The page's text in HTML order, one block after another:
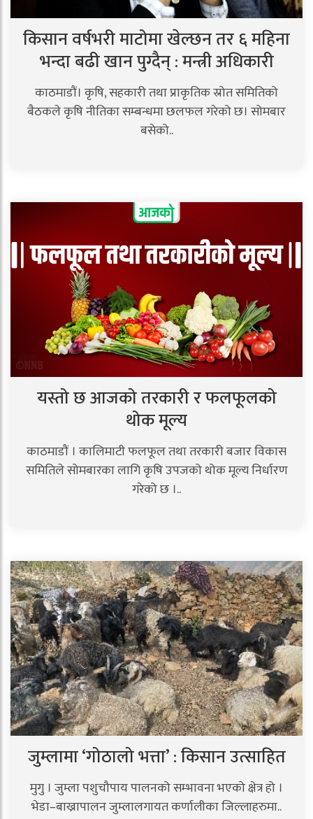
किसान वर्षभरी माटोमा खेल्छन तर ६ महिना
भन्दा बढी खान पुग्दैन् : मन्त्री अधिकारी
काठमाडौं। कृषि, सहकारी तथा प्राकृतिक स्रोत समितिको
बैठकले कृषि नीतिका सम्बन्धमा छलफल गरेको छ। सोमबार
बसेको..
यस्तो छ आजको तरकारी र फलफूलको
थोक मूल्य
काठमाडौं । कालिमाटी फलफूल तथा तरकारी बजार विकास
समितिले सोमबारका लागि कृषि उपजको थोक मूल्य निर्धारण
गरेको छ ।..
जुम्लामा ‘गोठालो भत्ता’ : किसान उत्साहित
मुगु । जुम्ला पशुचौपाय पालनको सम्भावना भएको क्षेत्र हो ।
भेडा–बाख्रापालन जुम्लालगायत कर्णालीका जिल्लाहरुमा..